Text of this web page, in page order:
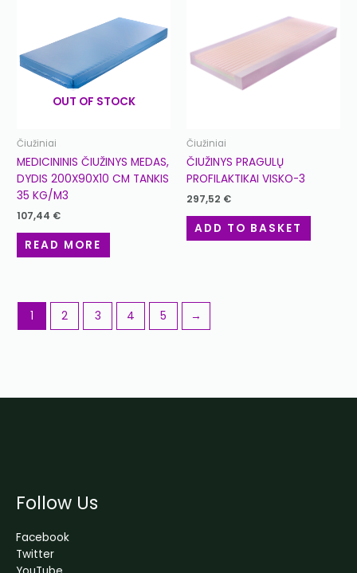
OUT OF STOCK
Čiužiniai
MEDICININIS ČIUŽINYS MEDAS,
DYDIS 200X90X10 CM TANKIS
35 KG/M3
107,44 €
READ MORE
Čiužiniai
ČIUŽINYS PRAGULŲ
PROFILAKTIKAI VISKO-3
297,52 €
ADD TO BASKET
1 2 3 4 5 →
Follow Us
Facebook
Twitter